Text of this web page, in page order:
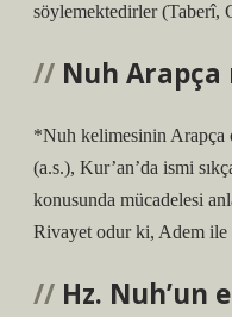
söylemektedirler (Taberî,
Nuh Arapça
*Nuh kelimesinin Arapça
(a.s.), Kur’an’da ismi
konusunda mücadelesi
Rivayet odur ki, Adem ile
Hz. Nuh’un